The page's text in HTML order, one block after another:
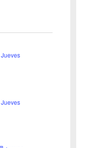
y
v
Jueves
Jueves